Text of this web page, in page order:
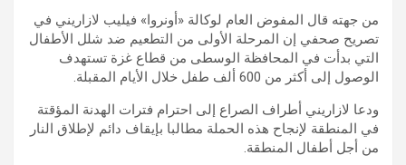
من جهته قال المفوض العام لوكالة «أونروا» فيليب لازاريني في
تصريح صحفي إن المرحلة الأولى من التطعيم ضد شلل الأطفال
التي بدأت في المحافظة الوسطى من قطاع غزة تستهدف
الوصول إلى أكثر من 600 ألف طفل خلال الأيام المقبلة.
ودعا لازاريني أطراف الصراع إلى احترام فترات الهدنة المؤقتة
في المنطقة لإنجاح هذه الحملة مطالبا بإيقاف دائم لإطلاق النار
من أجل أطفال المنطقة.